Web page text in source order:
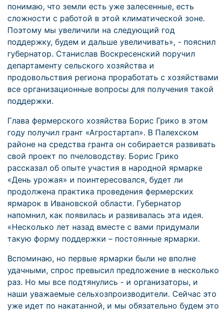
понимаю, что земли есть уже залесенные, есть
сложности с работой в этой климатической зоне.
Поэтому мы увеличили на следующий год
поддержку, будем и дальше увеличивать», - пояснил
губернатор. Станислав Воскресенский поручил
департаменту сельского хозяйства и
продовольствия региона проработать с хозяйствами
все организационные вопросы для получения такой
поддержки.
Глава фермерского хозяйства Борис Грико в этом
году получил грант «Агростартап». В Палехском
районе на средства гранта он собирается развивать
свой проект по пчеловодству. Борис Грико
рассказал об опыте участия в народной ярмарке
«День урожая» и поинтересовался, будет ли
продолжена практика проведения фермерских
ярмарок в Ивановской области. Губернатор
напомнил, как появилась и развивалась эта идея.
«Несколько лет назад вместе с вами придумали
такую форму поддержки – постоянные ярмарки.
Вспоминаю, но первые ярмарки были не вполне
удачными, спрос превысил предложение в несколько
раз. Но мы все подтянулись - и организаторы, и
наши уважаемые сельхозпроизводители. Сейчас это
уже идет по накатанной, и мы обязательно будем это